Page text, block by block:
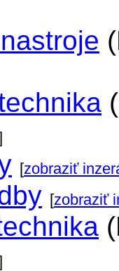
[zobraziť
[zobraziť